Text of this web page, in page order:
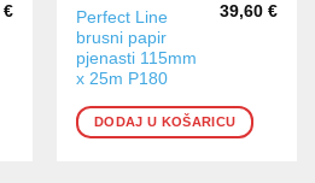
€
Perfect Line
brusni papir
pjenasti 115mm
x 25m P180
39,60 €
DODAJ U KOŠARICU